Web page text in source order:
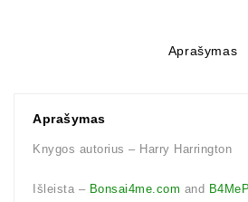
Aprašymas
Aprašymas
Knygos autorius – Harry Harrington
Išleista – Bonsai4me.com and